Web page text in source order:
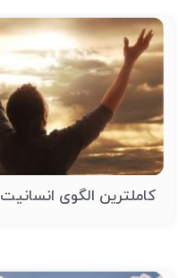
کاملترین الگوی انسانیت